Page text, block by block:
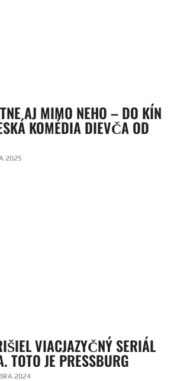
AJ MIMO NEHO – DO KÍN
KOMÉDIA DIEVČA OD
2025
VIACJAZYČNÝ SERIÁL
TOTO JE PRESSBURG
2024